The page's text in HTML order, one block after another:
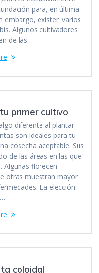
para, en última
embargo, existen varios
Algunos cultivadores
de las…
primer cultivo
diferente al plantar
son ideales para tu
cosecha aceptable. Sus
de las áreas en las que
Algunas florecen
otras muestran mayor
La elección
coloidal